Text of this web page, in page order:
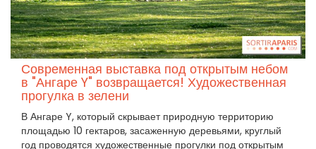
Современная выставка под открытым небом
в "Ангаре Y" возвращается! Художественная
прогулка в зелени
В Ангаре Y, который скрывает природную территорию
площадью 10 гектаров, засаженную деревьями, круглый
год проводятся художественные прогулки под открытым